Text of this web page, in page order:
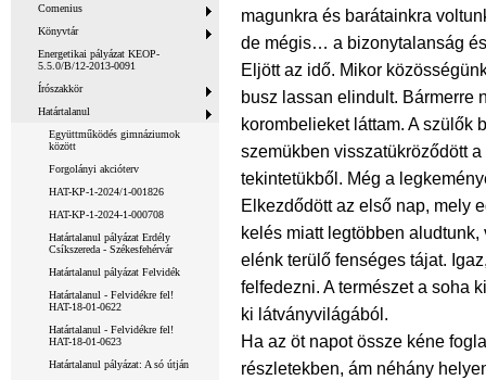
Comenius
Könyvtár
Energetikai pályázat KEOP-
5.5.0/B/12-2013-0091
Írószakkör
Határtalanul
Együttműködés gimnáziumok
között
Forgolányi akcióterv
HAT-KP-1-2024/1-001826
HAT-KP-1-2024-1-000708
Határtalanul pályázat Erdély
Csíkszereda - Székesfehérvár
Határtalanul pályázat Felvidék
Határtalanul - Felvidékre fel!
HAT-18-01-0622
Határtalanul - Felvidékre fel!
HAT-18-01-0623
Határtalanul pályázat: A só útján
magunkra és barátainkra
de mégis… a bizonytalanság
Eljött az idő. Mikor
busz lassan elindult. Bármerre
korombelieket láttam. A szülők
szemükben visszatükröződött
tekintetükből. Még a
Elkezdődött az első nap, mely
kelés miatt legtöbben
elénk terülő fenséges tájat.
felfedezni. A természet a soha
ki látványvilágából.
Ha az öt napot össze kéne
részletekben, ám néhány